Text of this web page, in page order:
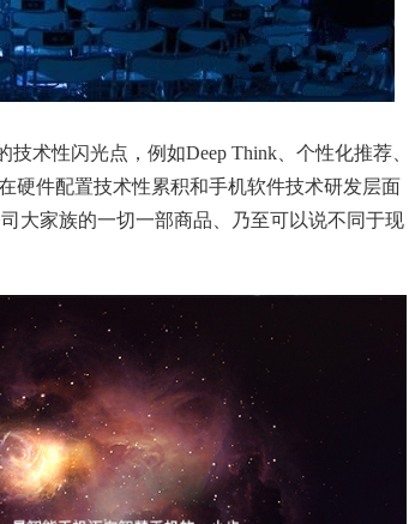
术性闪光点，例如Deep Think、个性化推荐、
硬件配置技术性累积和手机软件技术研发层面
大家族的一切一部商品、乃至可以说不同于现